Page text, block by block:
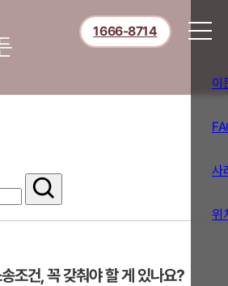
1666-8714
이
사
위
조건, 꼭 갖춰야 할 게 있나요?